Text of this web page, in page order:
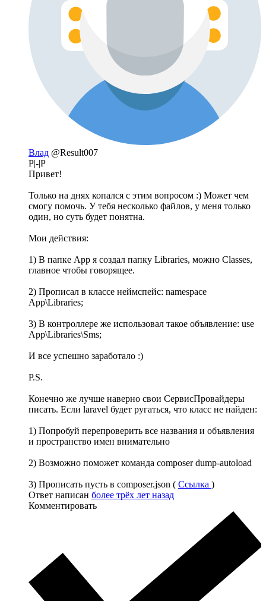
Влад @Result007
P|-|P
Привет!
Только на днях копался с этим вопросом :) Может чем
смогу помочь. У тебя несколько файлов, у меня только
один, но суть будет понятна.
Мои действия:
1) В папке App я создал папку Libraries, можно Classes,
главное чтобы говорящее.
2) Прописал в классе неймспейс: namespace
App\Libraries;
3) В контроллере же использовал такое объявление: use
App\Libraries\Sms;
И все успешно заработало :)
P.S.
Конечно же лучше наверно свои СервисПровайдеры
писать. Если laravel будет ругаться, что класс не найден:
1) Попробуй перепроверить все названия и объявления
и пространство имен внимательно
2) Возможно поможет команда composer dump-autoload
3) Прописать пусть в composer.json ( Ссылка )
Ответ написан более трёх лет назад
Комментировать